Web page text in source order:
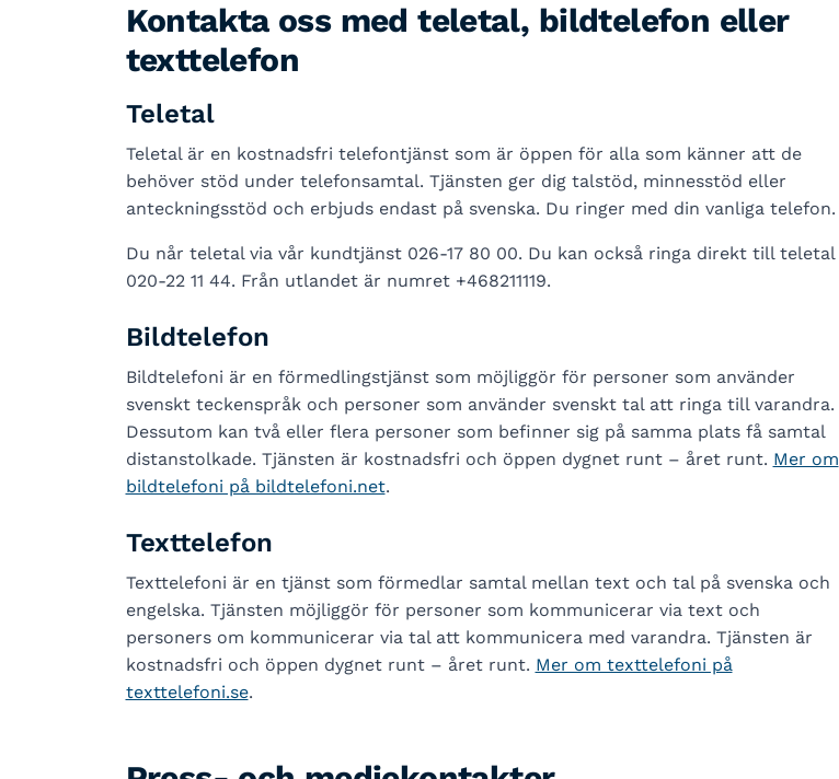
Kontakta oss med teletal, bildtelefon eller
texttelefon
Teletal
Teletal är en kostnadsfri telefontjänst som är öppen för alla som känner att de
behöver stöd under telefonsamtal. Tjänsten ger dig talstöd, minnesstöd eller
anteckningsstöd och erbjuds endast på svenska. Du ringer med din vanliga telefon.
Du når teletal via vår kundtjänst 026-17 80 00. Du kan också ringa direkt till teletal
020-22 11 44. Från utlandet är numret +468211119.
Bildtelefon
Bildtelefoni är en förmedlingstjänst som möjliggör för personer som använder
svenskt teckenspråk och personer som använder svenskt tal att ringa till varandra.
Dessutom kan två eller flera personer som befinner sig på samma plats få samtal
distanstolkade. Tjänsten är kostnadsfri och öppen dygnet runt – året runt. Mer om
bildtelefoni på bildtelefoni.net.
Texttelefon
Texttelefoni är en tjänst som förmedlar samtal mellan text och tal på svenska och
engelska. Tjänsten möjliggör för personer som kommunicerar via text och
personers om kommunicerar via tal att kommunicera med varandra. Tjänsten är
kostnadsfri och öppen dygnet runt – året runt. Mer om texttelefoni på
texttelefoni.se.